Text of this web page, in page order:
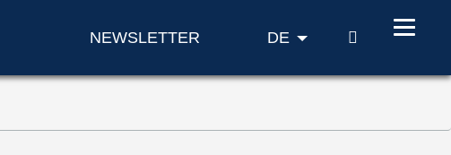
NEWSLETTER DE SUCHE